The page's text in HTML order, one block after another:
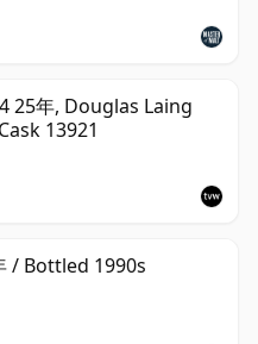
25年, Douglas Laing
13921
/ Bottled 1990s